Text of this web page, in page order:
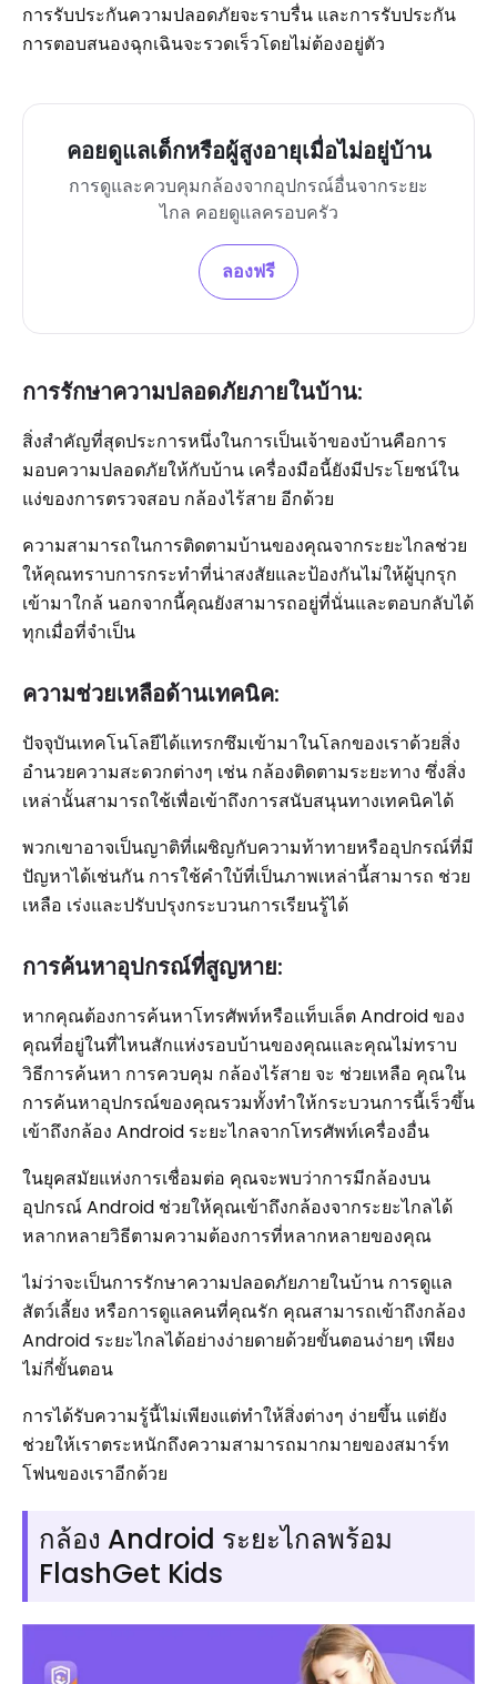
การรับประกันความปลอดภัยจะราบรื่น และการรับประกัน
การตอบสนองฉุกเฉินจะรวดเร็วโดยไม่ต้องอยู่ตัว
คอยดูแลเด็กหรือผู้สูงอายุเมื่อไม่อยู่บ้าน
การดูและควบคุมกล้องจากอุปกรณ์อื่นจากระยะ
ไกล คอยดูแลครอบครัว
ลองฟรี
การรักษาความปลอดภัยภายในบ้าน:
สิ่งสำคัญที่สุดประการหนึ่งในการเป็นเจ้าของบ้านคือการ
มอบความปลอดภัยให้กับบ้าน เครื่องมือนี้ยังมีประโยชน์ใน
แง่ของการตรวจสอบ กล้องไร้สาย อีกด้วย
ความสามารถในการติดตามบ้านของคุณจากระยะไกลช่วย
ให้คุณทราบการกระทำที่น่าสงสัยและป้องกันไม่ให้ผู้บุกรุก
เข้ามาใกล้ นอกจากนี้คุณยังสามารถอยู่ที่นั่นและตอบกลับได้
ทุกเมื่อที่จำเป็น
ความช่วยเหลือด้านเทคนิค:
ปัจจุบันเทคโนโลยีได้แทรกซึมเข้ามาในโลกของเราด้วยสิ่ง
อำนวยความสะดวกต่างๆ เช่น กล้องติดตามระยะทาง ซึ่งสิ่ง
เหล่านั้นสามารถใช้เพื่อเข้าถึงการสนับสนุนทางเทคนิคได้
พวกเขาอาจเป็นญาติที่เผชิญกับความท้าทายหรืออุปกรณ์ที่มี
ปัญหาได้เช่นกัน การใช้คำใบ้ที่เป็นภาพเหล่านี้สามารถ ช่วย
เหลือ เร่งและปรับปรุงกระบวนการเรียนรู้ได้
การค้นหาอุปกรณ์ที่สูญหาย:
หากคุณต้องการค้นหาโทรศัพท์หรือแท็บเล็ต Android ของ
คุณที่อยู่ในที่ไหนสักแห่งรอบบ้านของคุณและคุณไม่ทราบ
วิธีการค้นหา การควบคุม กล้องไร้สาย จะ ช่วยเหลือ คุณใน
การค้นหาอุปกรณ์ของคุณรวมทั้งทำให้กระบวนการนี้เร็วขึ้น
เข้าถึงกล้อง Android ระยะไกลจากโทรศัพท์เครื่องอื่น
ในยุคสมัยแห่งการเชื่อมต่อ คุณจะพบว่าการมีกล้องบน
อุปกรณ์ Android ช่วยให้คุณเข้าถึงกล้องจากระยะไกลได้
หลากหลายวิธีตามความต้องการที่หลากหลายของคุณ
ไม่ว่าจะเป็นการรักษาความปลอดภัยภายในบ้าน การดูแล
สัตว์เลี้ยง หรือการดูแลคนที่คุณรัก คุณสามารถเข้าถึงกล้อง
Android ระยะไกลได้อย่างง่ายดายด้วยขั้นตอนง่ายๆ เพียง
ไม่กี่ขั้นตอน
การได้รับความรู้นี้ไม่เพียงแต่ทำให้สิ่งต่างๆ ง่ายขึ้น แต่ยัง
ช่วยให้เราตระหนักถึงความสามารถมากมายของสมาร์ท
โฟนของเราอีกด้วย
กล้อง Android ระยะไกลพร้อม
FlashGet Kids